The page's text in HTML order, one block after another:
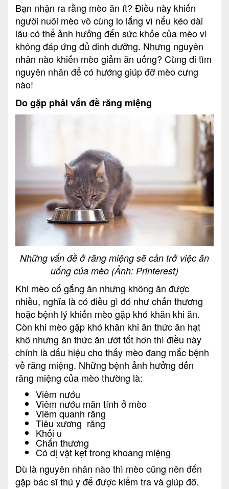
Bạn nhận ra rằng mèo ăn ít? Điều này khiến
người nuôi mèo vô cùng lo lắng vì nếu kéo dài
lâu có thể ảnh hưởng đến sức khỏe của mèo vì
không đáp ứng đủ dinh dưỡng. Nhưng nguyên
nhân nào khiến mèo giảm ăn uống? Cùng đi tìm
nguyên nhân để có hướng giúp đỡ mèo cưng
nào!
Do gặp phải vấn đề răng miệng
Những vấn đề ở răng miệng sẽ cản trở việc ăn
uống của mèo (Ảnh: Printerest)
Khi mèo cố gắng ăn nhưng không ăn được
nhiều, nghĩa là có điều gì đó như chấn thương
hoặc bệnh lý khiến mèo gặp khó khăn khi ăn.
Còn khi mèo gặp khó khăn khi ăn thức ăn hạt
khô nhưng ăn thức ăn ướt tốt hơn thì điều này
chính là dấu hiệu cho thấy mèo đang mắc bệnh
về răng miệng. Những bệnh ảnh hưởng đến
răng miệng của mèo thường là:
Viêm nướu
Viêm nướu mãn tính ở mèo
Viêm quanh răng
Tiêu xương răng
Khối u
Chấn thương
Có dị vật kẹt trong khoang miệng
Dù là nguyên nhân nào thì mèo cũng nên đến
gặp bác sĩ thú y để được kiểm tra và giúp đỡ.